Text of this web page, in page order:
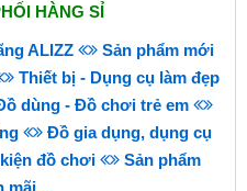
HÀNG SỈ
ALIZZ
Sản phẩm mới
Thiết bị - Dụng cụ làm đẹp
dùng - Đồ chơi trẻ em
Đồ gia dụng, dụng cụ
đồ chơi
Sản phẩm
mãi ...